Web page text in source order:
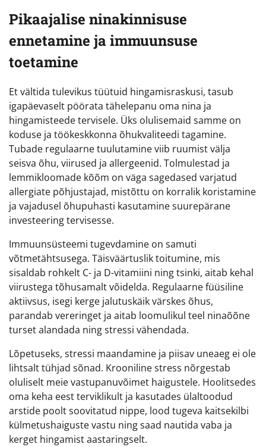
Pikaajalise ninakinnisuse
ennetamine ja immuunsuse
toetamine
Et vältida tulevikus tüütuid hingamisraskusi, tasub
igapäevaselt pöörata tähelepanu oma nina ja
hingamisteede tervisele. Üks olulisemaid samme on
koduse ja töökeskkonna õhukvaliteedi tagamine.
Tubade regulaarne tuulutamine viib ruumist välja
seisva õhu, viirused ja allergeenid. Tolmulestad ja
lemmikloomade kõõm on väga sagedased varjatud
allergiate põhjustajad, mistõttu on korralik koristamine
ja vajadusel õhupuhasti kasutamine suurepärane
investeering tervisesse.
Immuunsüsteemi tugevdamine on samuti
võtmetähtsusega. Täisväärtuslik toitumine, mis
sisaldab rohkelt C- ja D-vitamiini ning tsinki, aitab kehal
viirustega tõhusamalt võidelda. Regulaarne füüsiline
aktiivsus, isegi kerge jalutuskäik värskes õhus,
parandab vereringet ja aitab loomulikul teel ninaõõne
turset alandada ning stressi vähendada.
Lõpetuseks, stressi maandamine ja piisav uneaeg ei ole
lihtsalt tühjad sõnad. Krooniline stress nõrgestab
oluliselt meie vastupanuvõimet haigustele. Hoolitsedes
oma keha eest terviklikult ja kasutades ülaltoodud
arstide poolt soovitatud nippe, lood tugeva kaitsekilbi
külmetushaiguste vastu ning saad nautida vaba ja
kerget hingamist aastaringselt.